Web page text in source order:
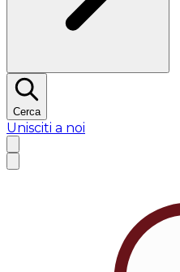
Cerca
Unisciti a noi